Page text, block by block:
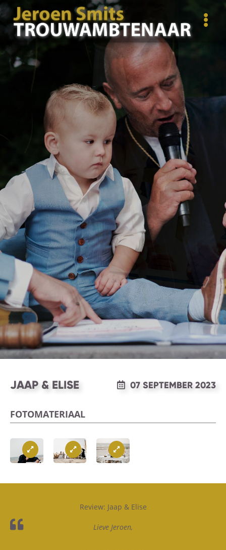
JAAP & ELISE 07 SEPTEMBER 2023
FOTOMATERIAAL
Review: Jaap & Elise
Lieve Jeroen,